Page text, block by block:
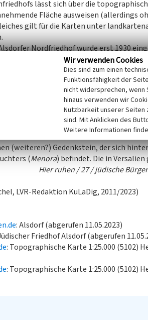
lässt sich über die
Fläche ausweisen (allerdings
gilt für die Karten unter
Nordfriedhof wurde erst 1930
Meter südlich des jüdischen
dem kommunalen Friedhof integriert.
wurde von Walter Weil, einem
trägt (zitiert nach de.wikipedia.org;
Zum Gedenken an 27 jüdische
(weiteren?) Gedenkstein, der sich
(Menora) befindet. Die in
Hier ruhen / 27 / jüdische
LVR-Redaktion KuLaDig, 2011/2023)
: Alsdorf (abgerufen 11.05.2023)
Friedhof Alsdorf (abgerufen
: Topographische Karte 1:25.000 (5102)
: Topographische Karte 1:25.000 (5102)
Wir verwenden Cookies
Dies sind zum einen
Funktionsfähigkeit der
nicht widersprechen, wenn
hinaus verwenden wir
Nutzbarkeit unserer
sind. Mit Anklicken des
Weitere Informationen